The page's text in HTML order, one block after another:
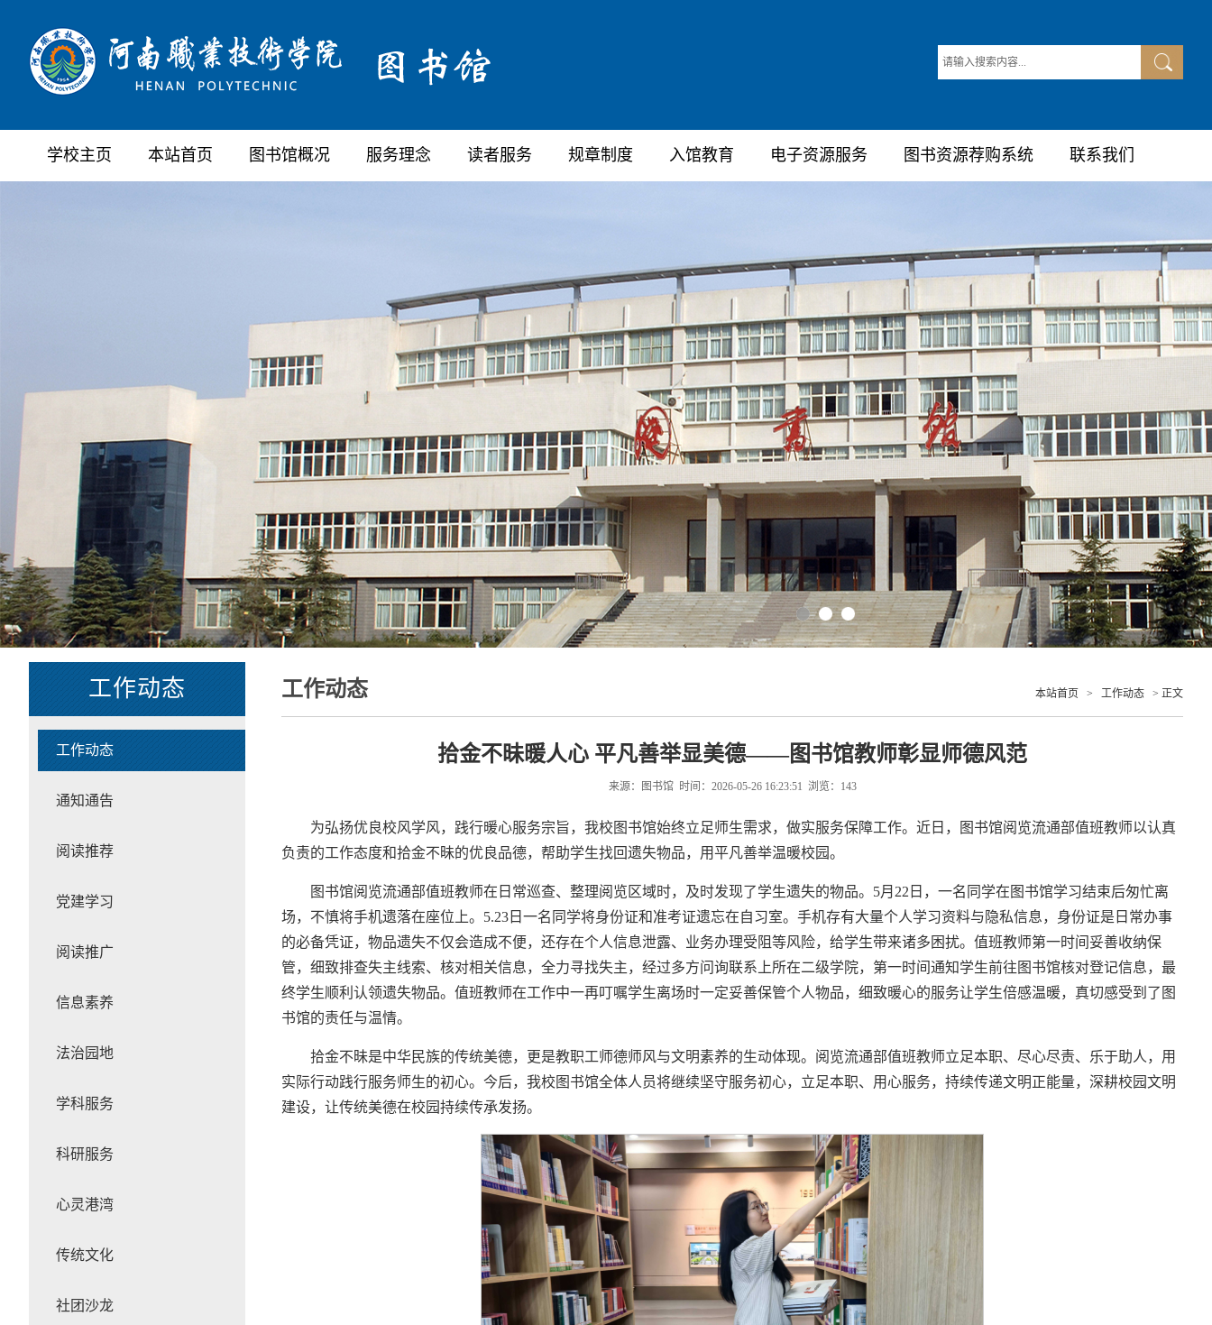
学校主页 本站首页 图书馆概况 服务理念 读者服务 规章制度 入馆教育 电子资源服务 图书资源荐购系统 联系我们
工作动态
工作动态
通知通告
阅读推荐
党建学习
阅读推广
信息素养
法治园地
学科服务
科研服务
心灵港湾
传统文化
社团沙龙
工作动态 本站首页 > 工作动态 > 正文
拾金不昧暖人心 平凡善举显美德——图书馆教师彰显师德风范
来源：图书馆 时间：2026-05-26 16:23:51 浏览： 143
为弘扬优良校风学风，践行暖心服务宗旨，我校图书馆始终立足师生需求，做实服务保障工作。近日，图书馆阅览流通部值班教师以认真
负责的工作态度和拾金不昧的优良品德，帮助学生找回遗失物品，用平凡善举温暖校园。
图书馆阅览流通部值班教师在日常巡查、整理阅览区域时，及时发现了学生遗失的物品。5月22日，一名同学在图书馆学习结束后匆忙离
场，不慎将手机遗落在座位上。5.23日一名同学将身份证和准考证遗忘在自习室。手机存有大量个人学习资料与隐私信息，身份证是日常办事
的必备凭证，物品遗失不仅会造成不便，还存在个人信息泄露、业务办理受阻等风险，给学生带来诸多困扰。值班教师第一时间妥善收纳保
管，细致排查失主线索、核对相关信息，全力寻找失主，经过多方问询联系上所在二级学院，第一时间通知学生前往图书馆核对登记信息，最
终学生顺利认领遗失物品。值班教师在工作中一再叮嘱学生离场时一定妥善保管个人物品，细致暖心的服务让学生倍感温暖，真切感受到了图
书馆的责任与温情。
拾金不昧是中华民族的传统美德，更是教职工师德师风与文明素养的生动体现。阅览流通部值班教师立足本职、尽心尽责、乐于助人，用
实际行动践行服务师生的初心。今后，我校图书馆全体人员将继续坚守服务初心，立足本职、用心服务，持续传递文明正能量，深耕校园文明
建设，让传统美德在校园持续传承发扬。